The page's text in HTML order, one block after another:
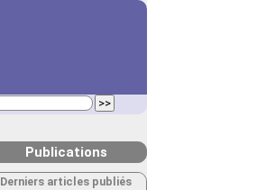
Publications
Derniers articles publiés